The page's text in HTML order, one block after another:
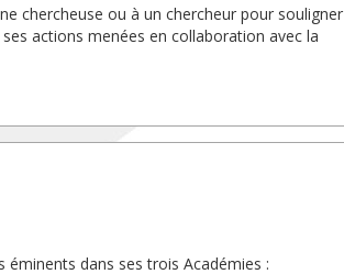
chercheuse ou à un chercheur pour souligner
actions menées en collaboration avec la
éminents dans ses trois Académies :